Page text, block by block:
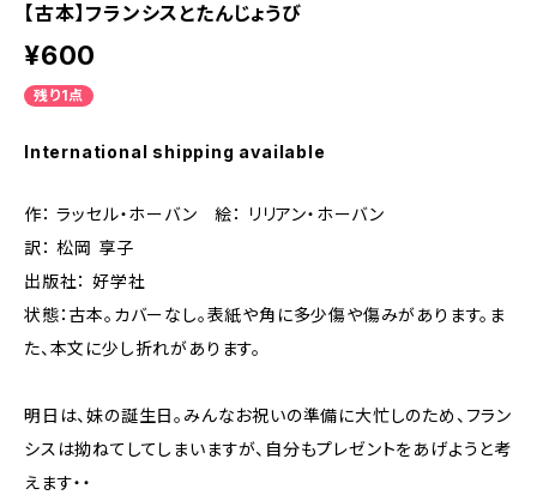
【古本】フランシスとたんじょうび
¥600
残り1点
International shipping available
作： ラッセル・ホーバン 絵： リリアン・ホーバン
訳： 松岡 享子
出版社： 好学社
状態：古本。カバーなし。表紙や角に多少傷や傷みがあります。ま
た、本文に少し折れがあります。
明日は、妹の誕生日。みんなお祝いの準備に大忙しのため、フラン
シスは拗ねてしてしまいますが、自分もプレゼントをあげようと考
えます・・